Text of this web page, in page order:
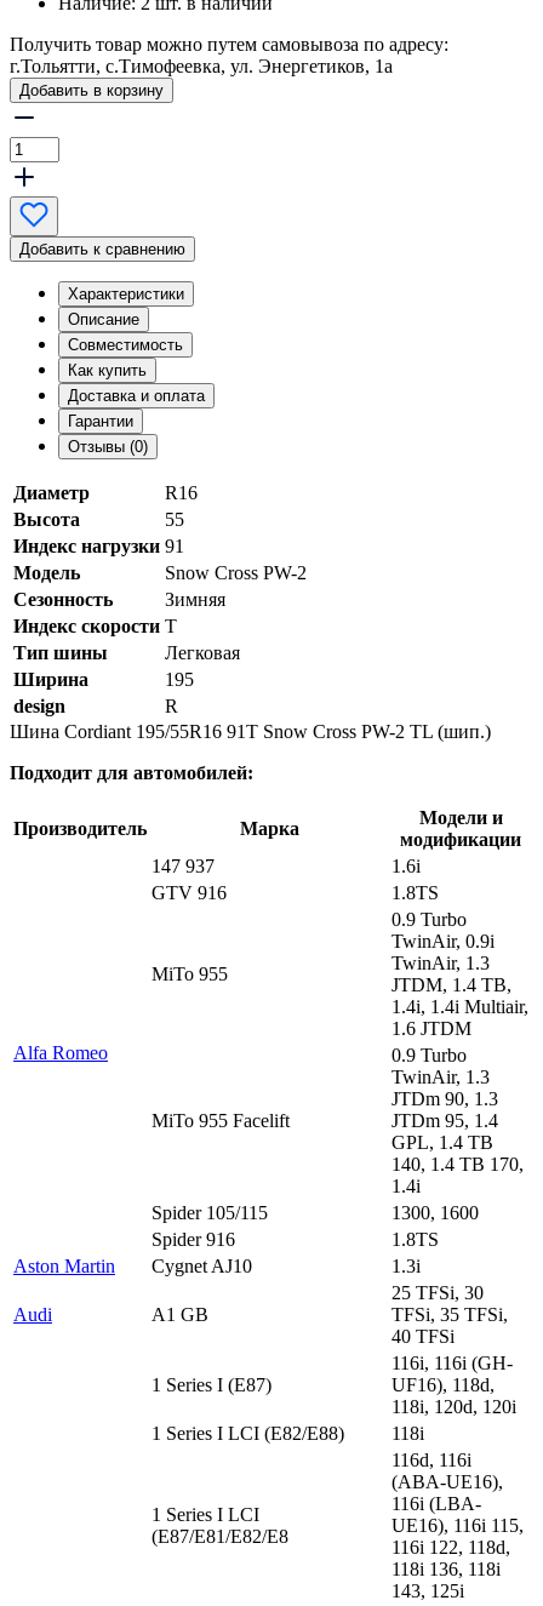
Получить товар можно путем самовывоза по адресу:
г.Тольятти, с.Тимофеевка, ул. Энергетиков, 1а
Добавить в корзину
Добавить к сравнению
Характеристики
Описание
Совместимость
Как купить
Доставка и оплата
Гарантии
Отзывы (0)
Диаметр
R16
Высота
55
Индекс нагрузки 91
Модель
Snow Cross PW-2
Сезонность
Зимняя
Индекс скорости T
Тип шины
Легковая
Ширина
195
design
R
Шина Cordiant 195/55R16 91T Snow Cross PW-2 TL (шип.)
Подходит для автомобилей:
Производитель Марка
Модели и
модификации
Alfa Romeo
147 937
1.6i
GTV 916
1.8TS
MiTo 955
0.9 Turbo
TwinAir, 0.9i
TwinAir, 1.3
JTDM, 1.4 TB,
1.4i, 1.4i Multiair,
1.6 JTDM
MiTo 955 Facelift
0.9 Turbo
TwinAir, 1.3
JTDm 90, 1.3
JTDm 95, 1.4
GPL, 1.4 TB
140, 1.4 TB 170,
1.4i
Spider 105/115
1300, 1600
Spider 916
1.8TS
Aston Martin
Cygnet AJ10 1.3i
Audi A1 GB
25 TFSi, 30
TFSi, 35 TFSi,
40 TFSi
1 Series I (E87)
116i, 116i (GH-
UF16), 118d,
118i, 120d, 120i
1 Series I LCI (E82/E88)
118i
1 Series I LCI
(E87/E81/E82/E8
116d, 116i
(ABA-UE16),
116i (LBA-
UE16), 116i 115,
116i 122, 118d,
118i 136, 118i
143, 125i